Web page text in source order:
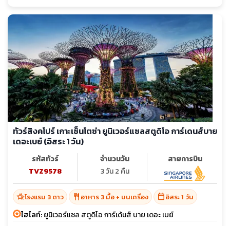
ทัวร์สิงคโปร์ เกาะเซ็นโตซ่า ยูนิเวอร์แซลสตูดิโอ การ์เดนส์บาย
เดอะเบย์ (อิสระ 1 วัน)
รหัสทัวร์
TVZ9578
จำนวนวัน
3 วัน 2 คืน
สายการบิน
hotel_classโรงแรม 3 ดาว restaurant อาหาร 3 มื้อ + บนเครื่อง calendar_todayอิสระ 1 วัน
ไฮไลท์:ยูนิเวอร์แซล สตูดิโอ การ์เด้นส์ บาย เดอะ เบย์